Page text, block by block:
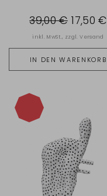
IN DEN WARENKORB
39,00 € 17,50 €
inkl. MwSt., zzgl.Versand